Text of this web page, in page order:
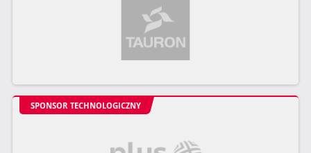
SPONSOR TECHNOLOGICZNY